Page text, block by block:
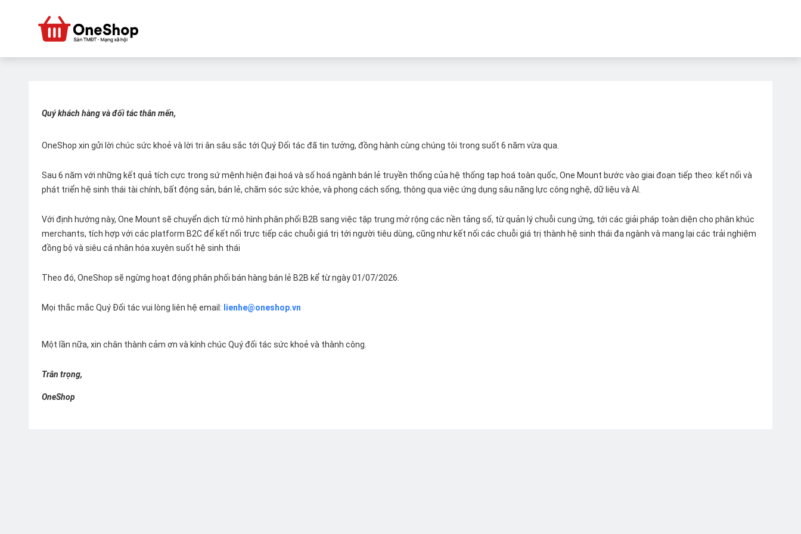
Quý khách hàng và đối tác thân mến,
OneShop xin gửi lời chúc sức khoẻ và lời tri ân sâu sắc tới Quý Đối tác đã tin tưởng, đồng hành cùng chúng tôi trong suốt 6 năm vừa qua.
Sau 6 năm với những kết quả tích cực trong sứ mệnh hiện đại hoá và số hoá ngành bán lẻ truyền thống của hệ thống tạp hoá toàn quốc, One Mount bước vào giai đoạn tiếp theo: kết nối và
phát triển hệ sinh thái tài chính, bất động sản, bán lẻ, chăm sóc sức khỏe, và phong cách sống, thông qua việc ứng dụng sâu năng lực công nghệ, dữ liệu và AI.
Với định hướng này, One Mount sẽ chuyển dịch từ mô hình phân phối B2B sang việc tập trung mở rộng các nền tảng số, từ quản lý chuỗi cung ứng, tới các giải pháp toàn diện cho phân khúc
merchants, tích hợp với các platform B2C để kết nối trực tiếp các chuỗi giá trị tới người tiêu dùng, cũng như kết nối các chuỗi giá trị thành hệ sinh thái đa ngành và mang lại các trải nghiệm
đồng bộ và siêu cá nhân hóa xuyên suốt hệ sinh thái
Theo đó, OneShop sẽ ngừng hoạt động phân phối bán hàng bán lẻ B2B kể từ ngày 01/07/2026.
Mọi thắc mắc Quý Đối tác vui lòng liên hệ email: lienhe@oneshop.vn
Một lần nữa, xin chân thành cảm ơn và kính chúc Quý đối tác sức khoẻ và thành công.
Trân trọng,
OneShop